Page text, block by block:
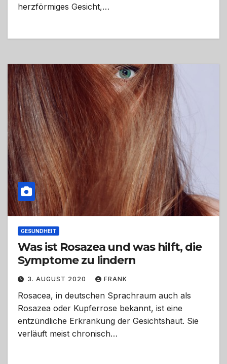
herzförmiges Gesicht,…
GESUNDHEIT
Was ist Rosazea und was hilft, die
Symptome zu lindern
3. AUGUST 2020 FRANK
Rosacea, in deutschen Sprachraum auch als
Rosazea oder Kupferrose bekannt, ist eine
entzündliche Erkrankung der Gesichtshaut. Sie
verläuft meist chronisch…